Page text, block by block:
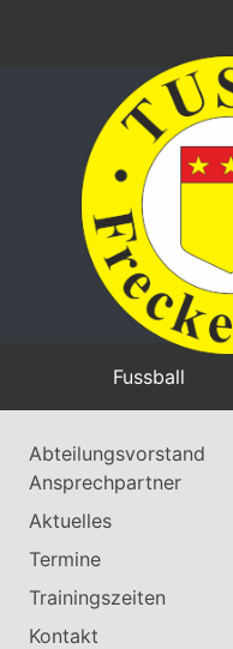
Fussball
Abteilungsvorstand
Ansprechpartner
Aktuelles
Termine
Trainingszeiten
Kontakt